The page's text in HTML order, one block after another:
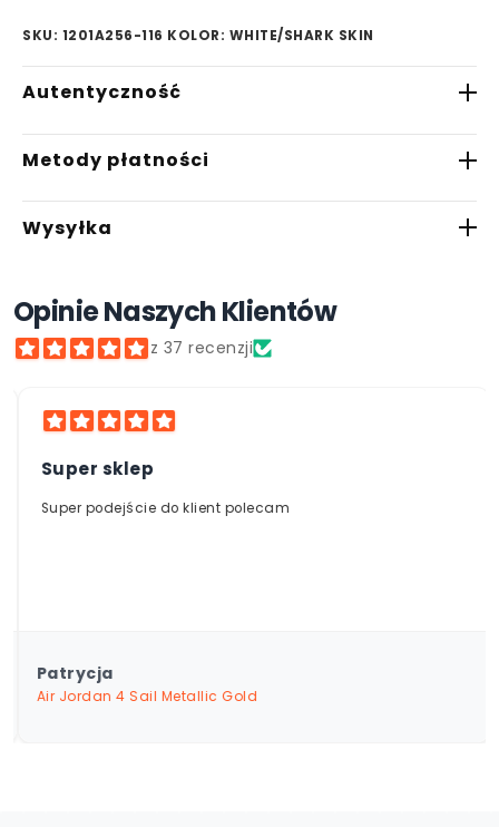
SKU: 1201A256-116 KOLOR: WHITE/SHARK SKIN
Autentyczność
W Saturaise.com gwarantujemy, że wszystkie
oferowane przez nas produkty są w 100%
oryginalne. Nasza starannie wyselekcjonowana
sieć zaufanych partnerów handlowych zapewnia
szczegółową weryfikację autentyczności przez
nasz doświadczony zespół, zanim trafi do
sprzedaży. Wieloletnie relacje z partnerami w
wyłącznie oryginalne produkty najwyższej
jakości.
Metody płatności
- Płatność przelewem
- Płatność kartą
- Płatność pobraniowo
- Klarna
Wysyłka
roboczych, w zależności od dostępności
produktów.
Opinie Naszych Klientów
z 37 recenzji
Super sklep
Super podejście do klient polecam
Patrycja
Air Jordan 4 Sail Metallic Gold